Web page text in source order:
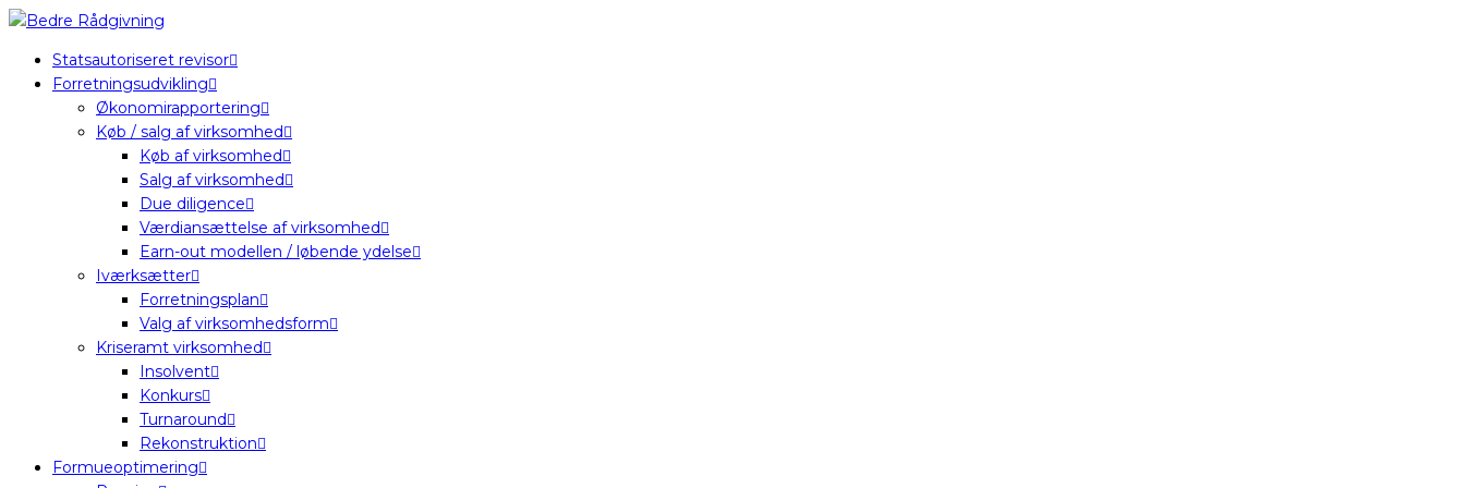
Statsautoriseret revisor
Forretningsudvikling
Økonomirapportering
Køb / salg af virksomhed
Køb af virksomhed
Salg af virksomhed
Due diligence
Værdiansættelse af virksomhed
Earn-out modellen / løbende ydelse
Iværksætter
Forretningsplan
Valg af virksomhedsform
Kriseramt virksomhed
Insolvent
Konkurs
Turnaround
Rekonstruktion
Formueoptimering